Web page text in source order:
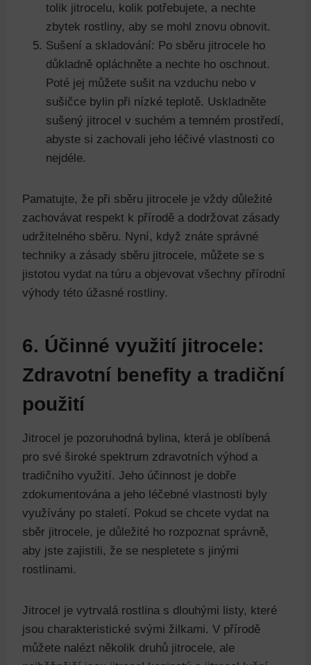
tolik jitrocelu, kolik potřebujete, a nechte
zbytek rostliny, aby se mohl znovu obnovit.
Sušení a skladování: Po sběru jitrocele ho
důkladně opláchněte a nechte ho oschnout.
Poté jej můžete sušit na vzduchu nebo v
sušičce bylin při nízké teplotě. Uskladněte
sušený jitrocel v suchém a temném prostředí,
abyste si zachovali jeho léčivé vlastnosti co
nejdéle.
Pamatujte, že při sběru jitrocele je vždy důležité
zachovávat respekt k přírodě a dodržovat zásady
udržitelného sběru. Nyní, když znáte správné
techniky a zásady sběru jitrocele, můžete se s
jistotou vydat na túru a objevovat všechny přírodní
výhody této úžasné rostliny.
6. Účinné využití jitrocele:
Zdravotní benefity a tradiční
použití
Jitrocel je pozoruhodná bylina, která je oblíbená
pro své široké spektrum zdravotních výhod a
tradičního využití. Jeho účinnost je dobře
zdokumentována a jeho léčebné vlastnosti byly
využívány po staletí. Pokud se chcete vydat na
sběr jitrocele, je důležité ho rozpoznat správně,
aby jste zajistili, že se nespletete s jinými
rostlinami.
Jitrocel je vytrvalá rostlina s dlouhými listy, které
jsou charakteristické svými žilkami. V přírodě
můžete nalézt několik druhů jitrocele, ale